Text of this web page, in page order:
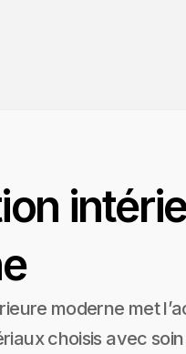
moderne met
choisis avec